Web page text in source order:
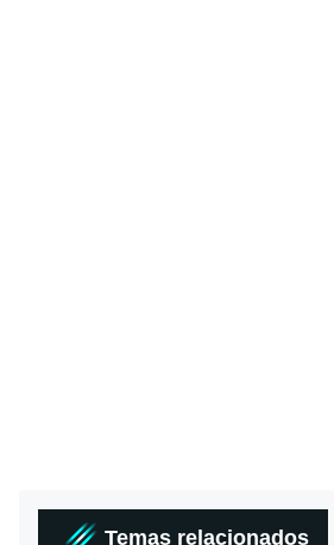
Temas relacionados